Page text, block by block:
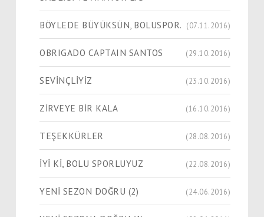
BÖYLEDE BÜYÜKSÜN, BOLUSPOR. (07.11.2016)
OBRIGADO CAPTAIN SANTOS (29.10.2016)
SEVİNÇLİYİZ (23.10.2016)
ZİRVEYE BİR KALA (16.10.2016)
TEŞEKKÜRLER (28.08.2016)
İYİ Kİ, BOLU SPORLUYUZ (22.08.2016)
YENİ SEZON DOĞRU (2) (24.06.2016)